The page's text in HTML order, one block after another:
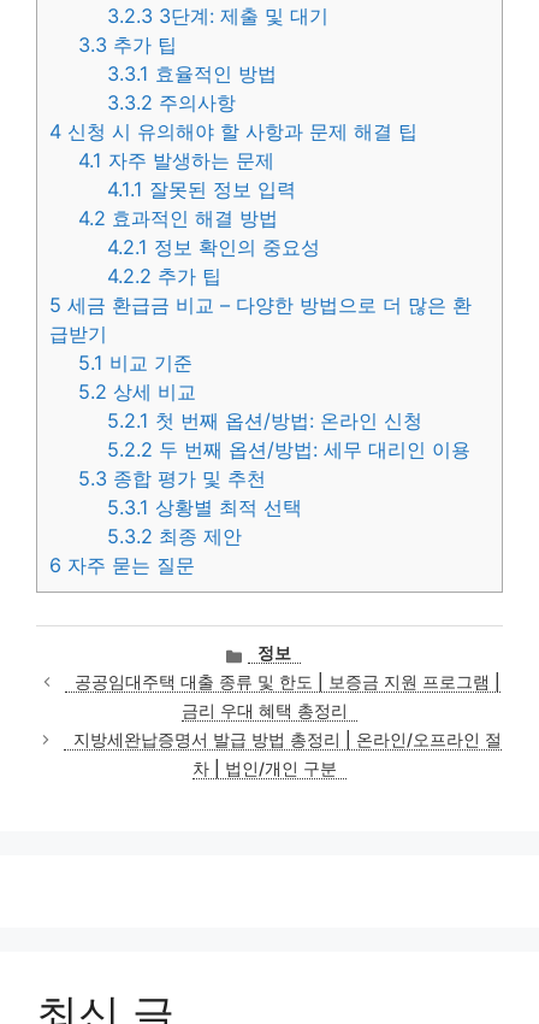
3.2.3 3단계: 제출 및 대기
3.3 추가 팁
3.3.1 효율적인 방법
3.3.2 주의사항
4 신청 시 유의해야 할 사항과 문제 해결 팁
4.1 자주 발생하는 문제
4.1.1 잘못된 정보 입력
4.2 효과적인 해결 방법
4.2.1 정보 확인의 중요성
4.2.2 추가 팁
5 세금 환급금 비교 – 다양한 방법으로 더 많은 환
급받기
5.1 비교 기준
5.2 상세 비교
5.2.1 첫 번째 옵션/방법: 온라인 신청
5.2.2 두 번째 옵션/방법: 세무 대리인 이용
5.3 종합 평가 및 추천
5.3.1 상황별 최적 선택
5.3.2 최종 제안
6 자주 묻는 질문
카
테
고
리
정보
공공임대주택 대출 종류 및 한도 | 보증금 지원 프로그램 |
금리 우대 혜택 총정리
지방세완납증명서 발급 방법 총정리 | 온라인/오프라인 절
차 | 법인/개인 구분
최신 글